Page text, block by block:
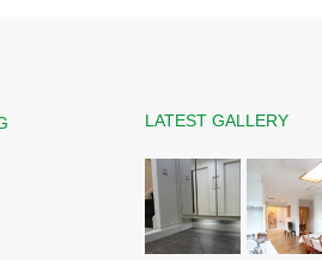
LATEST GALLERY